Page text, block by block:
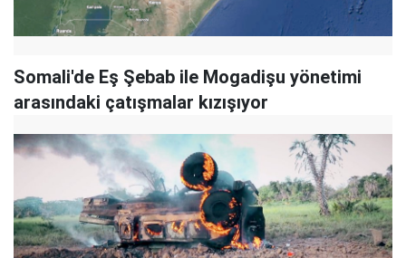
Somali'de Eş Şebab ile Mogadişu yönetimi
arasındaki çatışmalar kızışıyor